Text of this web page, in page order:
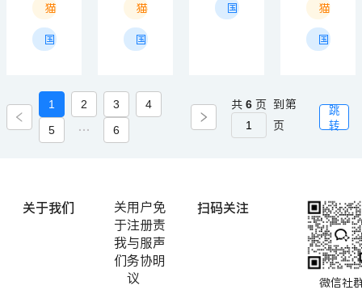
猫狗清洁用品
国产
猫零食
国产
国产 猫狗美
国产
1 2 3
4
5
··· 6
共 6页 到第
页
跳
转
关于我们
关
于
我
们
用户
注册
与服
务协
议
免
责
声
明
扫码关注
微信社